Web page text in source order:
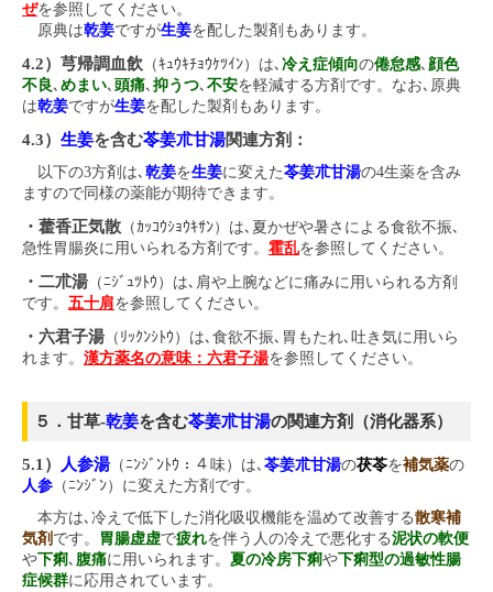
ぜを参照してください。
原典は乾姜ですが生姜を配した製剤もあります。
4.2）芎帰調血飲 （ｷｭｳｷﾁｮｳｹﾂｲﾝ）は､ 冷え症傾向の倦怠感､ 顔色
不良､ めまい､ 頭痛､ 抑うつ､ 不安を軽減する方剤です。なお､原典
は乾姜ですが生姜を配した製剤もあります。
4.3） 生姜を含む苓姜朮甘湯関連方剤：
以下の3方剤は､ 乾姜を生姜に変えた苓姜朮甘湯の4生薬を含み
ますので同様の薬能が期待できます。
・藿香正気散 （ｶｯｺｳｼｮｳｷｻﾝ）は､夏かぜや暑さによる食欲不振､
急性胃腸炎に用いられる方剤です。 霍乱を参照してください。
・二朮湯 （ﾆｼﾞｭﾂﾄｳ）は､肩や上腕などに痛みに用いられる方剤
です。 五十肩を参照してください。
・六君子湯 （ﾘｯｸﾝｼﾄｳ）は､食欲不振､胃もたれ､吐き気に用いら
れます。 漢方薬名の意味：六君子湯を参照してください。
５．甘草-乾姜を含む苓姜朮甘湯の関連方剤（消化器系）
5.1） 人参湯（ﾆﾝｼﾞﾝﾄｳ：４味）は､ 苓姜朮甘湯の茯苓を補気薬の
人参 （ﾆﾝｼﾞﾝ）に変えた方剤です。
本方は､冷えで低下した消化吸収機能を温めて改善する散寒補
気剤 です。 胃腸虚虚で疲れを伴う人の冷えで悪化する泥状の軟便
や下痢､ 腹痛に用いられます。 夏の冷房下痢や下痢型の過敏性腸
症候群に応用されています。